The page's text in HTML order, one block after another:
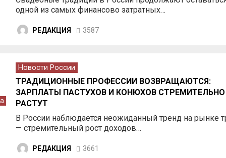
одной из самых финансово затратных…
РЕДАКЦИЯ 3587
Новости России
ТРАДИЦИОННЫЕ ПРОФЕССИИ ВОЗВРАЩАЮТСЯ:
ЗАРПЛАТЫ ПАСТУХОВ И КОНЮХОВ СТРЕМИТЕЛЬНО
РАСТУТ
В России наблюдается неожиданный тренд на рынке
— стремительный рост доходов…
РЕДАКЦИЯ 3661